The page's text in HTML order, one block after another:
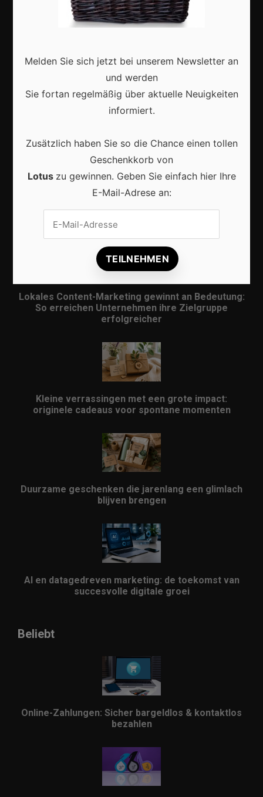
Webshops
Lokales Content-Marketing gewinnt an Bedeutung:
So erreichen Unternehmen ihre Zielgruppe
erfolgreicher
Kleine verrassingen met een grote impact:
originele cadeaus voor spontane momenten
Duurzame geschenken die jarenlang een glimlach
blijven brengen
AI en datagedreven marketing: de toekomst van
succesvolle digitale groei
Beliebt
Online-Zahlungen: Sicher bargeldlos & kontaktlos
bezahlen
Melden Sie sich jetzt bei unserem Newsletter an
und werden
Sie fortan regelmäßig über aktuelle Neuigkeiten
informiert.
Zusätzlich haben Sie so die Chance einen tollen
Geschenkkorb von
Lotus zu gewinnen. Geben Sie einfach hier Ihre
E-Mail-Adrese an: